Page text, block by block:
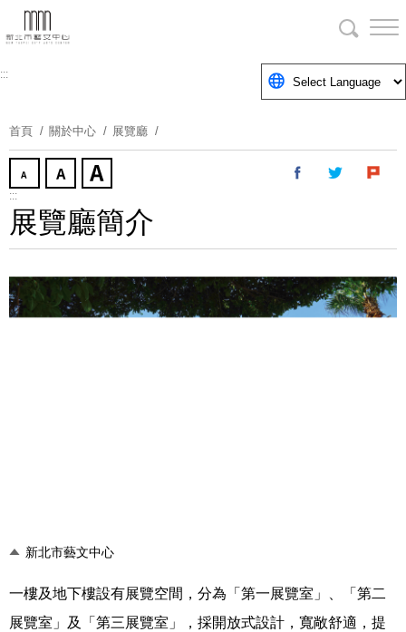
到
要
塊
:::
首頁 關於中心 展覽廳
:::
展覽廳簡介
新北市藝文中心
一樓及地下樓設有展覽空間，分為「第一展覽室」、「第二
展覽室」及「第三展覽室」，採開放式設計，寬敞舒適，提